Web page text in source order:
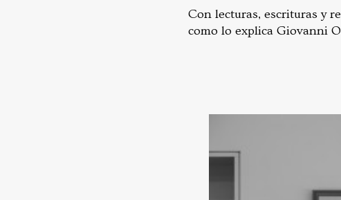
Con lecturas, escrituras y
como lo explica Giovanni